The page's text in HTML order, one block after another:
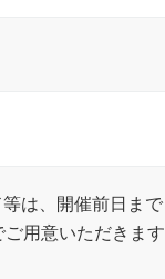
は、開催前日まで
用意いただきます